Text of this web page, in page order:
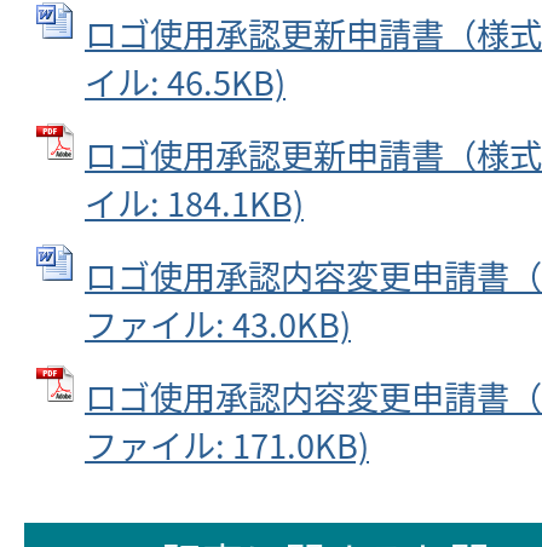
ロゴ使用承認更新申請書（様
イル: 46.5KB)
ロゴ使用承認更新申請書（様
イル: 184.1KB)
ロゴ使用承認内容変更申請書
ファイル: 43.0KB)
ロゴ使用承認内容変更申請書
ファイル: 171.0KB)